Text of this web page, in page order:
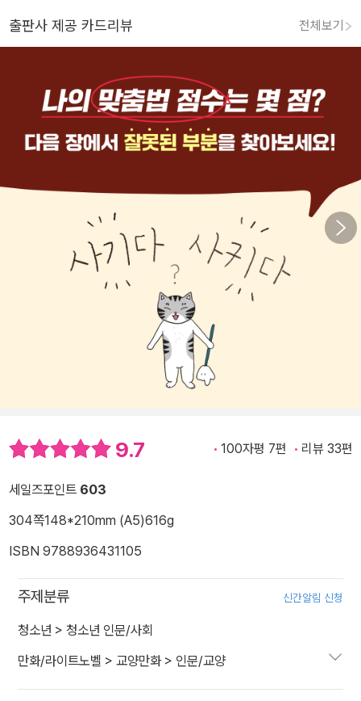
출판사 제공 카드리뷰 전체보기
9.7 100자평 7편 리뷰 33편
세일즈포인트 603
304쪽148*210mm (A5)616g
ISBN 9788936431105
주제분류 신간알림 신청
청소년 > 청소년 인문/사회
만화/라이트노벨 > 교양만화> 인문/교양